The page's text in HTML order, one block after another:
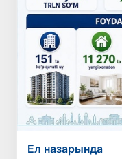
Ел назарында